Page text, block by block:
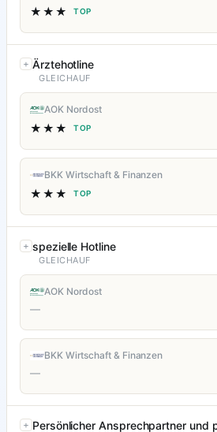
★★★ TOP
Ärztehotline
GLEICHAUF
AOK Nordost
★★★ TOP
BKK Wirtschaft & Finanzen
★★★ TOP
spezielle Hotline
GLEICHAUF
AOK Nordost
—
BKK Wirtschaft & Finanzen
—
Persönlicher Ansprechpartner und